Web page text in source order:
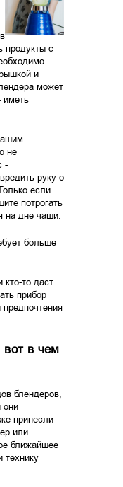
продукты с
и
может
иметь
не
-
руку о
если
потрогать
на дне чаши.
больше
то даст
прибор
предпочтения
вот в чем
блендеров,
они
принесли
или
ближайшее
технику